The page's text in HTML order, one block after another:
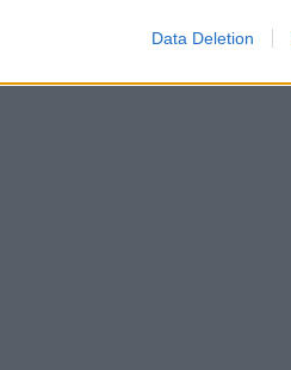
Data Deletion